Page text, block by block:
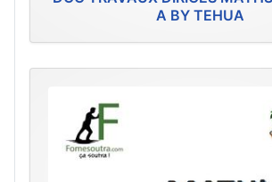
A BY TEHUA